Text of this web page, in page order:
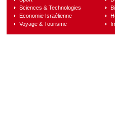
Sciences & Technologies
Economie Israélienne
Voyage & Tourisme